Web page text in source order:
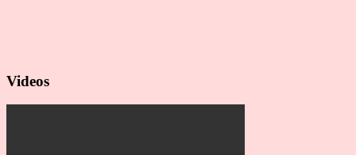
Videos